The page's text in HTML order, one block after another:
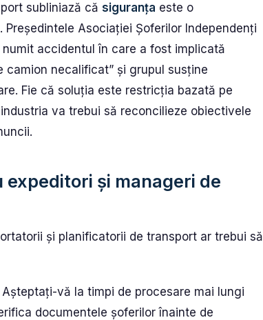
subliniază că siguranța este o
Asociației Șoferilor Independenți
numit accidentul în care a fost implicată
camion necalificat” și grupul susține
Fie că soluția este restricția bazată pe
va trebui să reconcilieze obiectivele
și manageri de
și planificatorii de transport ar trebui să
Așteptați-vă la timpi de procesare mai lungi
documentele șoferilor înainte de